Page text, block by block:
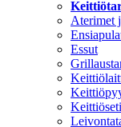
Aterimet
Essut